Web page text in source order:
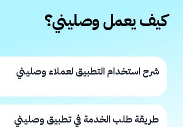
كيف يعمل وصليني؟
شرح استخدام التطبيق لعملاء وصليني
طريقة طلب الخدمة في تطبيق وصليني